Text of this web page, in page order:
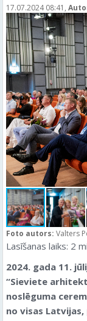
17.07.2024 08:41,
Foto autors: Valters
Lasīšanas laiks: 2
2024. gada 11.
“Sieviete
noslēguma
no visas